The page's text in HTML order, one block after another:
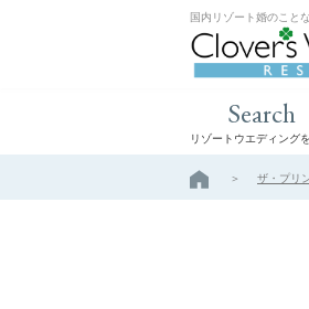
国内リゾート婚のこと
Search
リゾートウエディング
ザ・プリ